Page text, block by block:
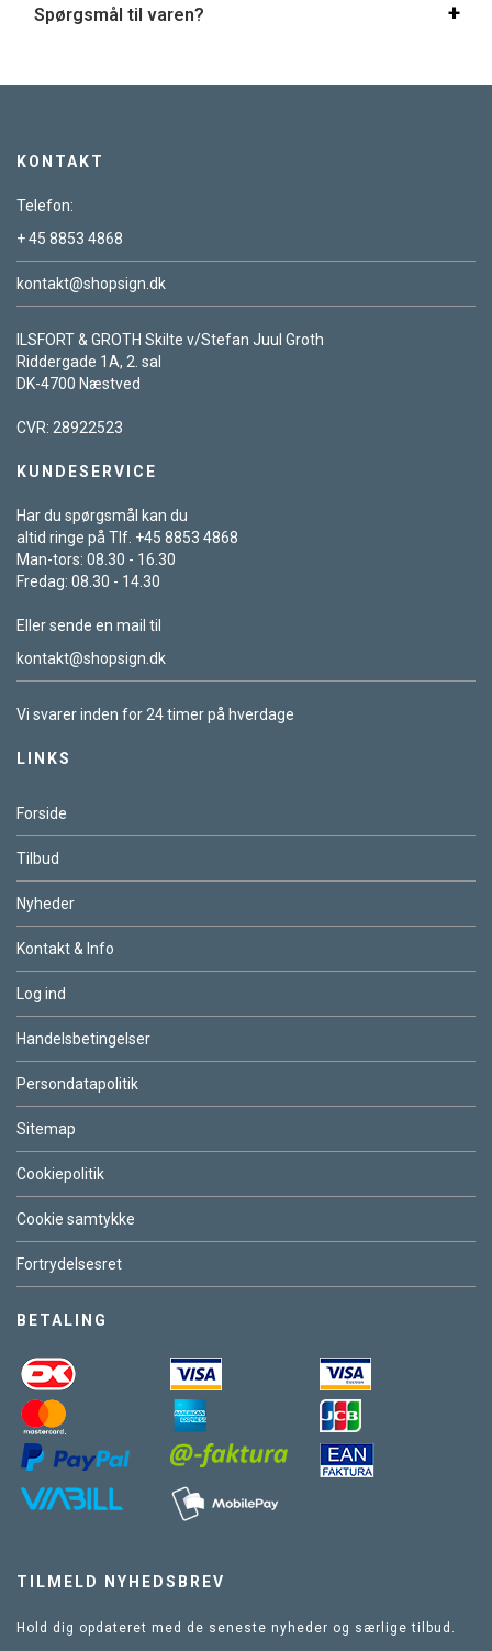
Spørgsmål til varen?
KONTAKT
Telefon:
+ 45 8853 4868
kontakt@shopsign.dk
ILSFORT & GROTH Skilte v/Stefan Juul Groth
Riddergade 1A, 2. sal
DK-4700 Næstved
CVR: 28922523
KUNDESERVICE
Har du spørgsmål kan du
altid ringe på Tlf. +45 8853 4868
Man-tors: 08.30 - 16.30
Fredag: 08.30 - 14.30
Eller sende en mail til
kontakt@shopsign.dk
Vi svarer inden for 24 timer på hverdage
LINKS
Forside
Tilbud
Nyheder
Kontakt & Info
Log ind
Handelsbetingelser
Persondatapolitik
Sitemap
Cookiepolitik
Cookie samtykke
Fortrydelsesret
BETALING
TILMELD NYHEDSBREV
Hold dig opdateret med de seneste nyheder og særlige tilbud.